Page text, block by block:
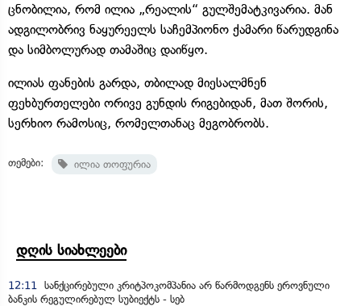
ცნობილია, რომ ილია „რეალის“ გულშემატკივარია. მან
ადგილობრივ ნაყურეელს საჩემპიონო ქამარი წარუდგინა
და სიმბოლურად თამაშიც დაიწყო.
ილიას ფანების გარდა, თბილად მიესალმნენ
ფეხბურთელები ორივე გუნდის რიგებიდან, მათ შორის,
სერხიო რამოსიც, რომელთანაც მეგობრობს.
თემები: ილია თოფურია
დღის სიახლეები
12:11
სანქცირებული კრიტპოკომპანია არ წარმოდგენს ეროვნული
ბანკის რეგულირებულ სუბიექტს - სებ